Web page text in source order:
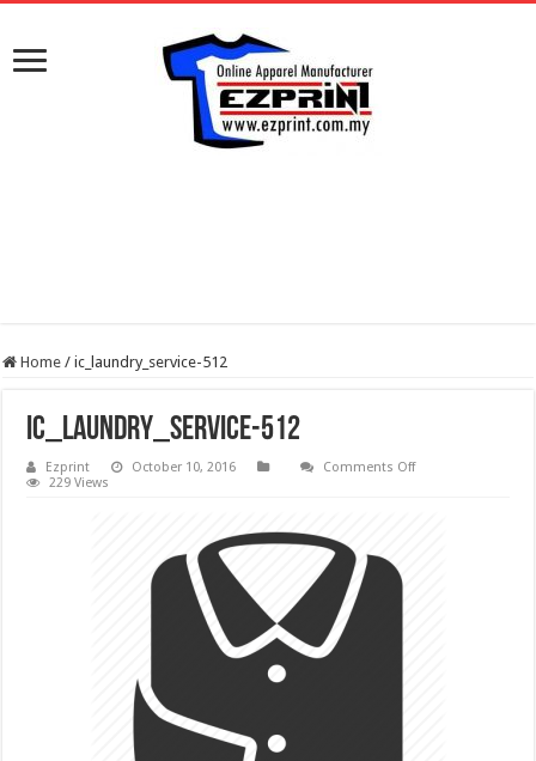
Home / ic_laundry_service-512
ic_laundry_service-512
Ezprint October 10, 2016 Comments Offon
229 Views